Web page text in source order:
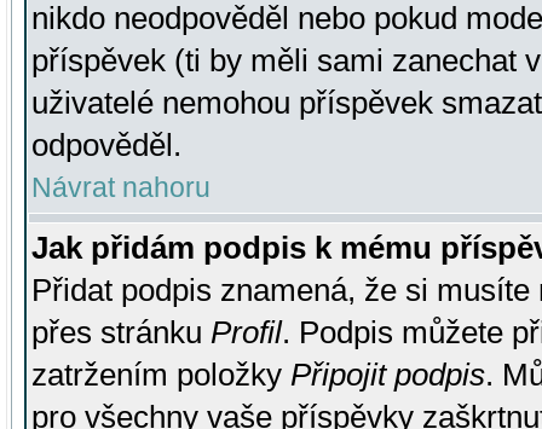
nikdo neodpověděl nebo pokud
příspěvek (ti by měli sami zanechat
uživatelé nemohou příspěvek
odpověděl.
Návrat nahoru
Jak přidám podpis k mému
Přidat podpis znamená, že si
přes stránku Profil. Podpis můžete
zatržením položky Připojit podpis.
pro všechny vaše příspěvky